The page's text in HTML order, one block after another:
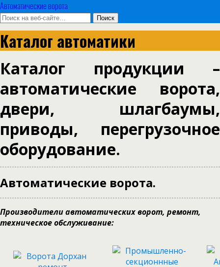
Автоматические ворота
Каталог автоматики
Каталог продукции –
автоматические ворота,
двери, шлагбаумы,
приводы, перегрузочное
оборудование.
Автоматические ворота.
Производители автоматических ворот, ремонт,
техническое обслуживание: